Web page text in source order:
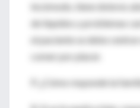
incómodo, tiene dolores
de líquidos y problemas
el paciente se debe
comer por placer.
P. ¿Cómo responde la